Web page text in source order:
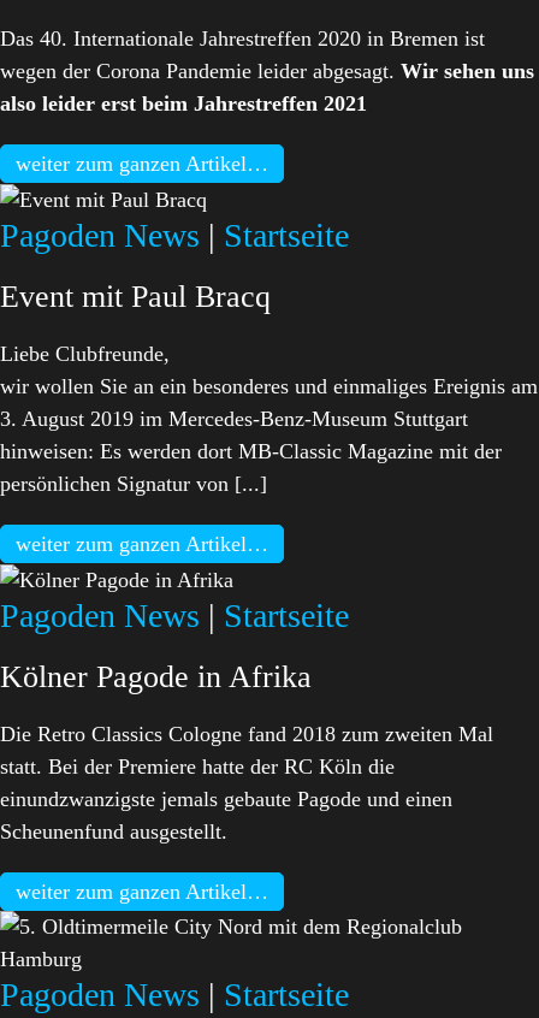
Das 40. Internationale Jahrestreffen 2020 in Bremen ist
wegen der Corona Pandemie leider abgesagt. Wir sehen uns
also leider erst beim Jahrestreffen 2021
weiter zum ganzen Artikel…
Pagoden News | Startseite
Event mit Paul Bracq
Liebe Clubfreunde,
wir wollen Sie an ein besonderes und einmaliges Ereignis am
3. August 2019 im Mercedes-Benz-Museum Stuttgart
hinweisen: Es werden dort MB-Classic Magazine mit der
persönlichen Signatur von [...]
weiter zum ganzen Artikel…
Pagoden News | Startseite
Kölner Pagode in Afrika
Die Retro Classics Cologne fand 2018 zum zweiten Mal
statt. Bei der Premiere hatte der RC Köln die
einundzwanzigste jemals gebaute Pagode und einen
Scheunenfund ausgestellt.
weiter zum ganzen Artikel…
Pagoden News | Startseite